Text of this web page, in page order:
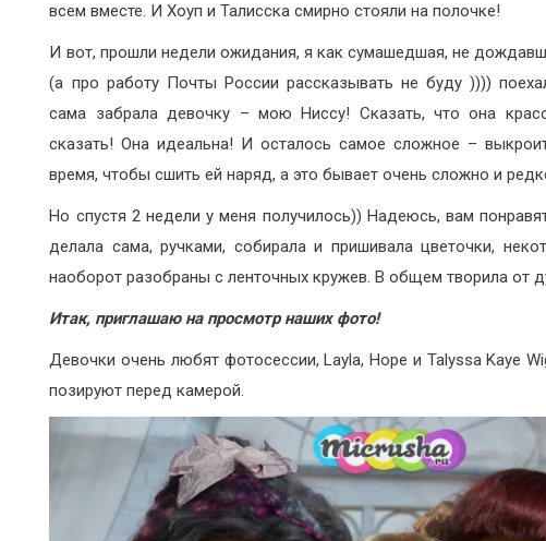
всем вместе. И Хоуп и Талисска смирно стояли на полочке!
И вот, прошли недели ожидания, я как сумашедшая, не
(а про работу Почты России рассказывать не буду ))))
сама забрала девочку – мою Ниссу! Сказать, что она
сказать! Она идеальна! И осталось самое сложное –
время, чтобы сшить ей наряд, а это бывает очень сложно и
Но спустя 2 недели у меня получилось)) Надеюсь, вам
делала сама, ручками, собирала и пришивала цветочки,
наоборот разобраны с ленточных кружев. В общем творила от
Итак, приглашаю на просмотр наших фото!
Девочки очень любят фотосессии, Layla, Hope и Talyssa Kaye
позируют перед камерой.